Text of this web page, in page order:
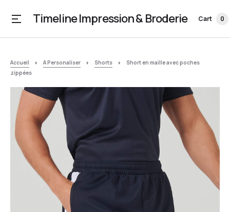
Timeline Impression & Broderie Cart 0
Accueil A Personaliser Shorts
Short en maille avec poches
zippées